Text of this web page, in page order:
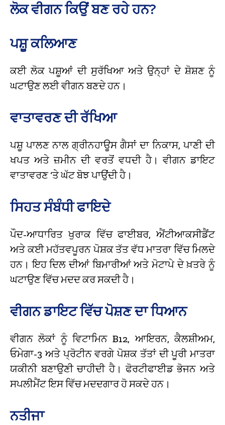
ਲੋਕ ਵੀਗਨ ਕਿਉਂ ਬਣ ਰਹੇ ਹਨ?
ਪਸ਼ੂ ਕਲਿਆਣ
ਕਈ ਲੋਕ ਪਸ਼ੂਆਂ ਦੀ ਸੁਰੱਖਿਆ ਅਤੇ ਉਨ੍ਹਾਂ ਦੇ ਸ਼ੋਸ਼ਣ ਨੂੰ
ਘਟਾਉਣ ਲਈ ਵੀਗਨ ਬਣਦੇ ਹਨ।
ਵਾਤਾਵਰਣ ਦੀ ਰੱਖਿਆ
ਪਸ਼ੂ ਪਾਲਣ ਨਾਲ ਗ੍ਰੀਨਹਾਊਸ ਗੈਸਾਂ ਦਾ ਨਿਕਾਸ, ਪਾਣੀ ਦੀ
ਖਪਤ ਅਤੇ ਜ਼ਮੀਨ ਦੀ ਵਰਤੋਂ ਵਧਦੀ ਹੈ। ਵੀਗਨ ਡਾਇਟ
ਵਾਤਾਵਰਣ ‘ਤੇ ਘੱਟ ਬੋਝ ਪਾਉਂਦੀ ਹੈ।
ਸਿਹਤ ਸੰਬੰਧੀ ਫਾਇਦੇ
ਪੌਦ-ਆਧਾਰਿਤ ਖੁਰਾਕ ਵਿੱਚ ਫਾਈਬਰ, ਐਂਟੀਆਕਸੀਡੈਂਟ
ਅਤੇ ਕਈ ਮਹੱਤਵਪੂਰਨ ਪੋਸ਼ਕ ਤੱਤ ਵੱਧ ਮਾਤਰਾ ਵਿੱਚ ਮਿਲਦੇ
ਹਨ। ਇਹ ਦਿਲ ਦੀਆਂ ਬਿਮਾਰੀਆਂ ਅਤੇ ਮੋਟਾਪੇ ਦੇ ਖ਼ਤਰੇ ਨੂੰ
ਘਟਾਉਣ ਵਿੱਚ ਮਦਦ ਕਰ ਸਕਦੀ ਹੈ।
ਵੀਗਨ ਡਾਇਟ ਵਿੱਚ ਪੋਸ਼ਣ ਦਾ ਧਿਆਨ
ਵੀਗਨ ਲੋਕਾਂ ਨੂੰ ਵਿਟਾਮਿਨ B12, ਆਇਰਨ, ਕੈਲਸ਼ੀਅਮ,
ਓਮੇਗਾ-3 ਅਤੇ ਪ੍ਰੋਟੀਨ ਵਰਗੇ ਪੋਸ਼ਕ ਤੱਤਾਂ ਦੀ ਪੂਰੀ ਮਾਤਰਾ
ਯਕੀਨੀ ਬਣਾਉਣੀ ਚਾਹੀਦੀ ਹੈ। ਫੋਰਟੀਫਾਈਡ ਭੋਜਨ ਅਤੇ
ਸਪਲੀਮੈਂਟ ਇਸ ਵਿੱਚ ਮਦਦਗਾਰ ਹੋ ਸਕਦੇ ਹਨ।
ਨਤੀਜਾ